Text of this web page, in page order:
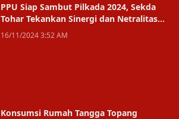
PPU Siap Sambut Pilkada 2024, Sekda
Tohar Tekankan Sinergi dan Netralitas
ASN
16/11/2024 3:52 AM
Konsumsi Rumah Tangga Topang